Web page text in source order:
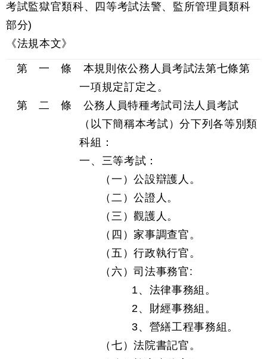
考試監獄官類科、四等考試法警、監所管理員類科
部分)
《法規本文》
第 一 條 本規則依公務人員考試法第七條第
一項規定訂定之。
第 二 條 公務人員特種考試司法人員考試
（以下簡稱本考試）分下列各等別類
科組：
一、三等考試：
（一）公設辯護人。
（二）公證人。
（三）觀護人。
（四）家事調查官。
（五）行政執行官。
（六）司法事務官:
1、法律事務組。
2、財經事務組。
3、營繕工程事務組。
（七）法院書記官。